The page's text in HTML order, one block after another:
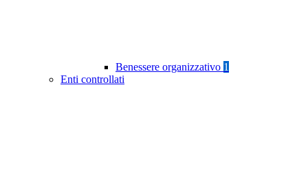
Benessere organizzativo 1
Enti controllati